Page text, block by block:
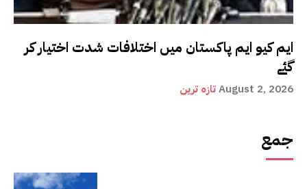
ایم کیو ایم پاکستان میں اختلافات شدت اختیار کر
گئے
تازہ ترینAugust 2, 2026
جمع